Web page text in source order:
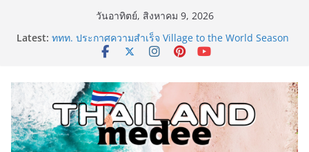
วันอาทิตย์, สิงหาคม 9, 2026
Latest:
เริ่มแล้ว! อ.ต.ก.แฟร์ 4 ภาค @ภาคกลาง “มนต์เสน่ห์เกษตร
ไทย สู่ใจกลางมหานคร” ชวนชิม ช้อป สินค้าเกษตร
คุณภาพจากทั่วไทย วันนี้ – 8 สิงหาคมนี้ ณ ลานคนเมือง
5 ผนึก 9 พันธมิตร ขับเคลื่อน ESG Tourism สืบสานพระ
ราชปณิธาน สร้างคุณค่าการท่องเที่ยวไทยอย่างยั่งยืน
เหิงลี่ แมนูแฟคเจอริ่ง เทคโนโลยี (ไทยแลนด์) เปิดโรงงาน
แห่งใหม่ในชลบุรี เดินหน้าขยายฐานการผลิตสู่เอเชียตะวัน
ออกเฉียงใต้ เสริมแกร่งยุทธศาสตร์ระดับโลก